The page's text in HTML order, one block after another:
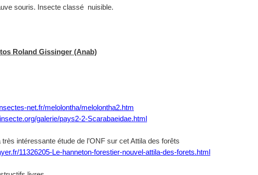
souris. Insecte classé nuisible.
Roland Gissinger (Anab)
net.fr/melolontha/melolontha2.htm
galerie/pays2-2-Scarabaeidae.html
très intéressante étude de l’ONF sur cet Attila des forêts
11326205-Le-hanneton-forestier-nouvel-attila-des-forets.html